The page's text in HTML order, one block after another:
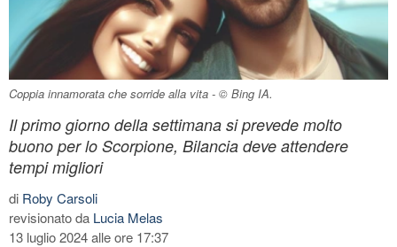
Coppia innamorata che sorride alla vita - © Bing IA.
Il primo giorno della settimana si prevede molto
buono per lo Scorpione, Bilancia deve attendere
tempi migliori
di Roby Carsoli
revisionato da Lucia Melas
13 luglio 2024 alle ore 17:37